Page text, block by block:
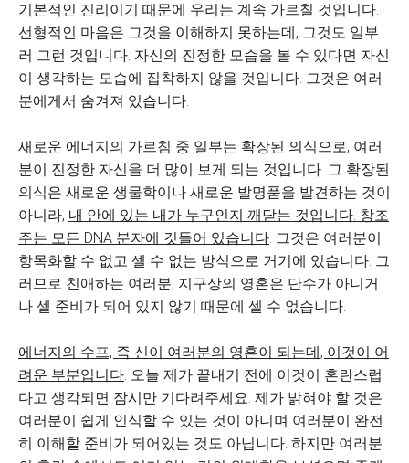
기본적인 진리이기 때문에 우리는 계속 가르칠 것입니다.
선형적인 마음은 그것을 이해하지 못하는데, 그것도 일부
러 그런 것입니다. 자신의 진정한 모습을 볼 수 있다면 자신
이 생각하는 모습에 집착하지 않을 것입니다. 그것은 여러
분에게서 숨겨져 있습니다.
새로운 에너지의 가르침 중 일부는 확장된 의식으로, 여러
분이 진정한 자신을 더 많이 보게 되는 것입니다. 그 확장된
의식은 새로운 생물학이나 새로운 발명품을 발견하는 것이
아니라, 내 안에 있는 내가 누구인지 깨닫는 것입니다. 창조
주는 모든 DNA 분자에 깃들어 있습니다. 그것은 여러분이
항목화할 수 없고 셀 수 없는 방식으로 거기에 있습니다. 그
러므로 친애하는 여러분, 지구상의 영혼은 단수가 아니거
나 셀 준비가 되어 있지 않기 때문에 셀 수 없습니다.
에너지의 수프, 즉 신이 여러분의 영혼이 되는데, 이것이 어
려운 부분입니다. 오늘 제가 끝내기 전에 이것이 혼란스럽
다고 생각되면 잠시만 기다려주세요. 제가 밝혀야 할 것은
여러분이 쉽게 인식할 수 있는 것이 아니며 여러분이 완전
히 이해할 준비가 되어있는 것도 아닙니다. 하지만 여러분